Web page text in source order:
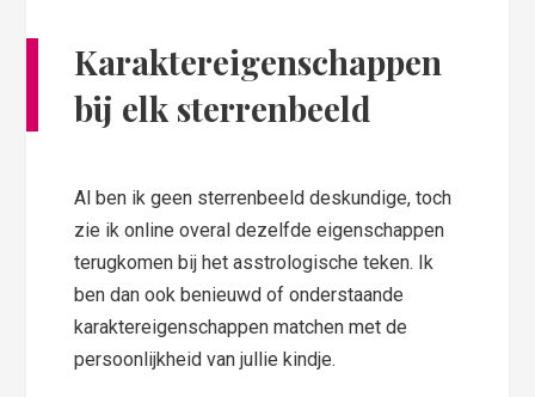
Karaktereigenschappen
bij elk sterrenbeeld
Al ben ik geen sterrenbeeld deskundige, toch
zie ik online overal dezelfde eigenschappen
terugkomen bij het asstrologische teken. Ik
ben dan ook benieuwd of onderstaande
karaktereigenschappen matchen met de
persoonlijkheid van jullie kindje.